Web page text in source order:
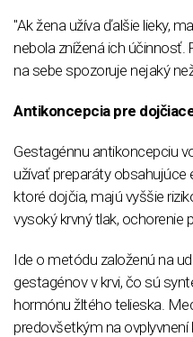
"Ak žena užíva ďalšie lieky,
nebola znížená ich účinnosť.
na sebe spozoruje nejaký
Antikoncepcia pre
Gestagénnu antikoncepciu
užívať preparáty obsahujúce
ktoré dojčia, majú vyššie
vysoký krvný tlak, ochorenie
Ide o metódu založenú na
gestagénov v krvi, čo sú
hormónu žltého telieska.
predovšetkým na ovplyvnení